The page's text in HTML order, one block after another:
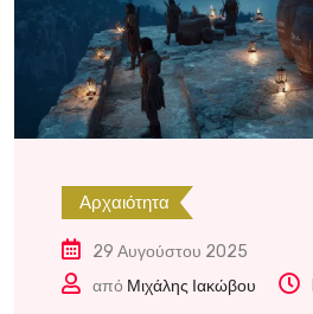
Αρχαιότητα
29 Αυγούστου 2025
από Μιχάλης Ιακώβου